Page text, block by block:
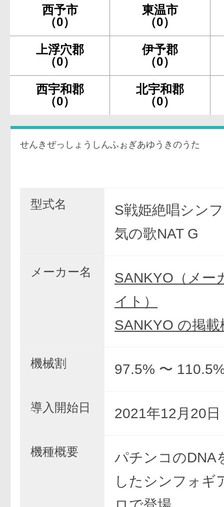
西予市
（0）
東温市
（0）
上浮穴郡
（0）
伊予郡
（0）
西宇和郡
（0）
北宇和郡
（0）
せんきぜっしょうしんふぉぎあゆうきのうた
型式名
S戦姫絶唱シン
気の歌NAT G
メーカー名
SANKYO（メー
イト）
SANKYO の掲載
機械割 97.5% 〜
導入開始日 2021年12月20日
機種概要
パチンコのDNA
したシンフォギ